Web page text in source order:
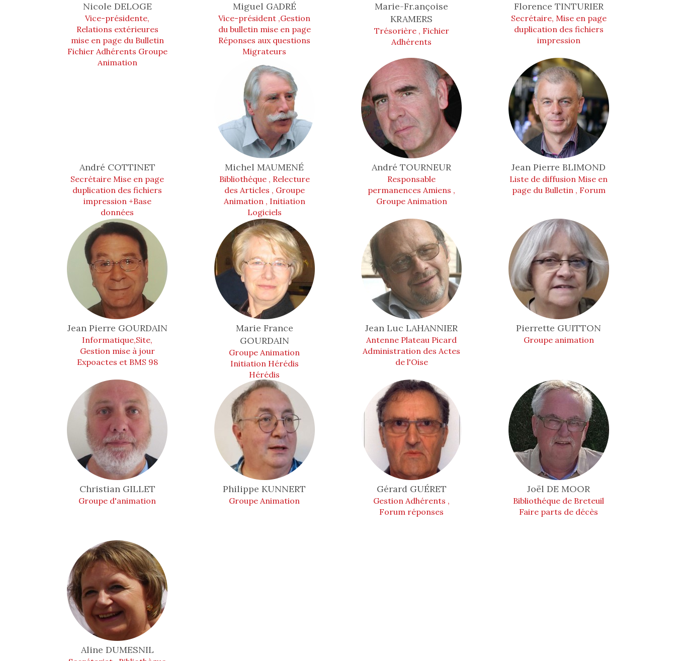
Nicole DELOGE
Vice-présidente,
Relations extérieures
mise en page du Bulletin
Fichier Adhérents Groupe
Animation
Miguel GADRÉ
Vice-président ,Gestion
du bulletin mise en page
Réponses aux questions
Migrateurs
Marie-Fr.ançoise
KRAMERS
Trésorière , Fichier
Adhérents
Florence TINTURIER
Secrétaire, Mise en page
duplication des fichiers
impression
André COTTINET
Secrétaire Mise en page
duplication des fichiers
impression +Base
données
MichelMAUMENÉ
Bibliothéque , Relecture
des Articles , Groupe
Animation , Initiation
Logiciels
AndréTOURNEUR
Responsable
permanences Amiens ,
Groupe Animation
Jean PierreBLIMOND
Liste de diffusion Mise en
page du Bulletin , Forum
Jean Pierre GOURDAIN
Informatique,Site,
Gestion mise à jour
Expoactes et BMS 98
Marie France
GOURDAIN
Groupe Animation
Initiation Hérédis
Hérédis
Jean LucLAHANNIER
Antenne Plateau Picard
Administration des Actes
de l'Oise
Pierrette GUITTON
Groupe animation
Christian GILLET
Groupe d'animation
PhilippeKUNNERT
Groupe Animation
Gérard GUÉRET
Gestion Adhérents ,
Forum réponses
JoëlDE MOOR
Bibliothéque de Breteuil
Faire parts de décès
Aline DUMESNIL